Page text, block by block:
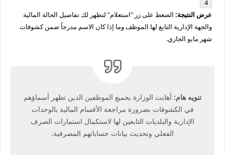
عرض النتيجة: الضغط على زر "استعلام" لتظهر لك تفاصيل الحالة المالية
والجهة الإدارية التابع لها الموظف وما إذا كان الاسم مدرجاً ضمن كشوفات
شهر مايو الجاري.
تنويه هام: أهابت الوزارة بجميع الموظفين الذين تظهر أسماؤهم
في الكشوفات بضرورة مراجعة الأقسام المالية بالوحدات
الإدارية والبلديات التابعين لها لاستكمال استمارات الصرف
الفعلي وتحديث بيانات حساباتهم المصرفية.